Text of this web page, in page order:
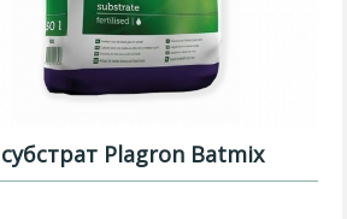
Plagron Batmix